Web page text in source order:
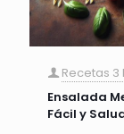
Recetas
Ensalada
Fácil y